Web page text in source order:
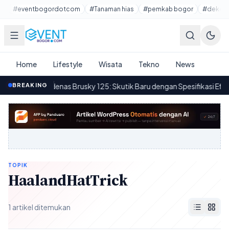
Lewati ke konten utama
#eventbogordotcom #Tanaman hias #pemkab bogor
Home Lifestyle Wisata Tekno News
BREAKING
Modenas Brusky 125: Skutik Baru dengan Spesifikasi Efisien
TOPIK
HaalandHatTrick
1 artikel ditemukan